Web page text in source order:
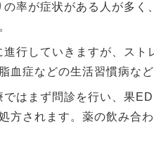
の率が症状がある人が多
進行していきますが、ス
血症などの生活習慣病な
ではまず問診を行い、果
方されます。薬の飲み合